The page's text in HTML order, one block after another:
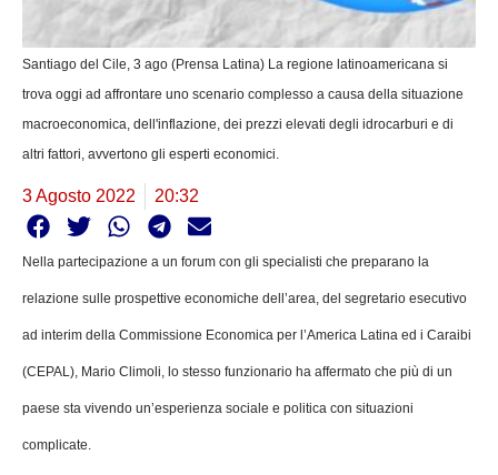
Santiago del Cile, 3 ago (Prensa Latina) La regione latinoamericana si
trova oggi ad affrontare uno scenario complesso a causa della situazione
macroeconomica, dell'inflazione, dei prezzi elevati degli idrocarburi e di
altri fattori, avvertono gli esperti economici.
3 Agosto 2022 20:32
Nella partecipazione a un forum con gli specialisti che preparano la
relazione sulle prospettive economiche dell’area, del segretario esecutivo
ad interim della Commissione Economica per l’America Latina ed i Caraibi
(CEPAL), Mario Climoli, lo stesso funzionario ha affermato che più di un
paese sta vivendo un’esperienza sociale e politica con situazioni
complicate.